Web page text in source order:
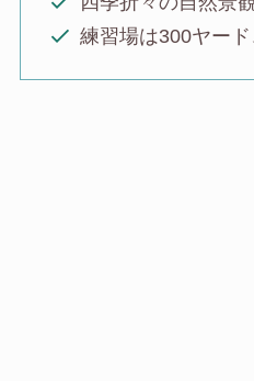
練習場は300ヤード